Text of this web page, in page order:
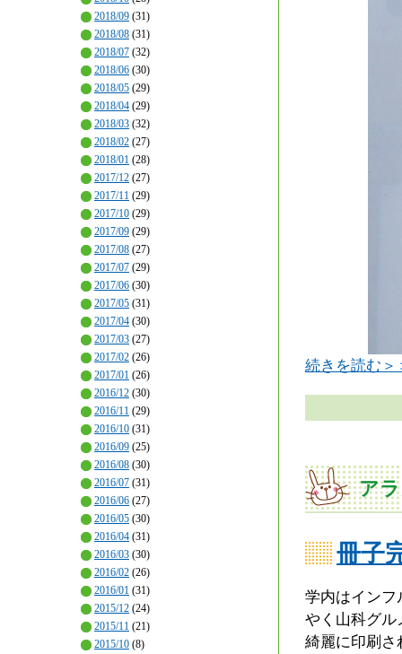
2018/09 (31)
2018/08 (31)
2018/07 (32)
2018/06 (30)
2018/05 (29)
2018/04 (29)
2018/03 (32)
2018/02 (27)
2018/01 (28)
2017/12 (27)
2017/11 (29)
2017/10 (29)
2017/09 (29)
2017/08 (27)
2017/07 (29)
2017/06 (30)
2017/05 (31)
2017/04 (30)
2017/03 (27)
2017/02 (26)
2017/01 (26)
2016/12 (30)
2016/11 (29)
2016/10 (31)
2016/09 (25)
2016/08 (30)
2016/07 (31)
2016/06 (27)
2016/05 (30)
2016/04 (31)
2016/03 (30)
2016/02 (26)
2016/01 (31)
2015/12 (24)
2015/11 (21)
2015/10 (8)
続きを読む＞
ア
冊子
学内はインフ
やく山科グ
綺麗に印刷さ